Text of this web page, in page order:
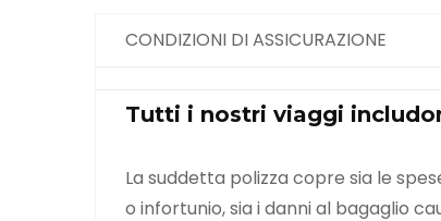
CONDIZIONI DI ASSICURAZIONE
Tutti i nostri viaggi
La suddetta polizza copre sia le
o infortunio, sia i danni al bagaglio